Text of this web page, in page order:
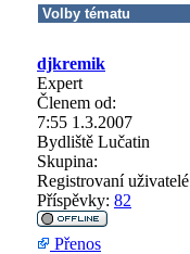
djkremik
Expert
Členem od:
7:55 1.3.2007
Bydliště Lučatin
Skupina:
Registrovaní uživatelé
Příspěvky: 82
Přenos